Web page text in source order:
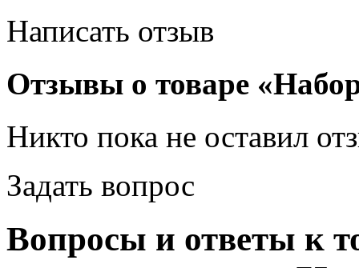
Написать отзыв
Отзывы о товаре
Никто пока не оставил
Задать вопрос
Вопросы и ответы к